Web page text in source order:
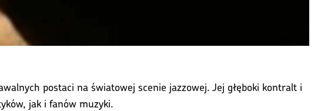
postaci na światowej scenie jazzowej. Jej głęboki kontralt i
jak i fanów muzyki.